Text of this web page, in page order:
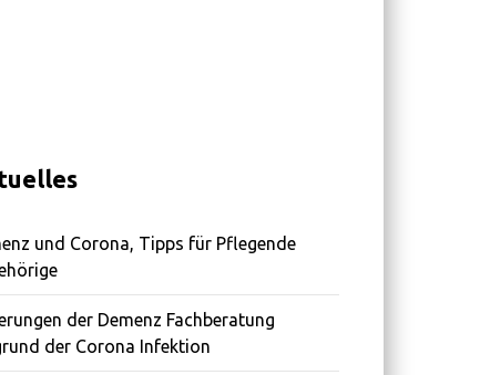
und Corona, Tipps für Pflegende
der Demenz Fachberatung
der Corona Infektion